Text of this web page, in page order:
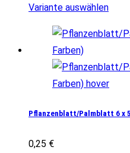
Variante auswählen
Pflanzenblatt/Palmblatt 6 x
0,25 €